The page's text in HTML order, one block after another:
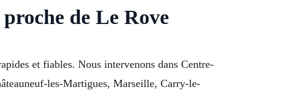
de Le Rove
et fiables. Nous intervenons dans Centre-
les-Martigues, Marseille, Carry-le-